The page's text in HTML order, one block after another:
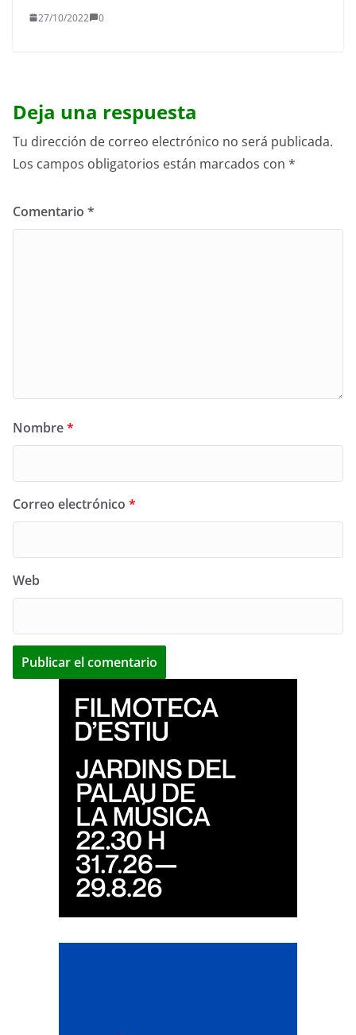
27/10/2022 0
Deja una respuesta
Tu dirección de correo electrónico no será publicada.
Los campos obligatorios están marcados con *
Comentario *
Nombre*
Correo electrónico *
Web